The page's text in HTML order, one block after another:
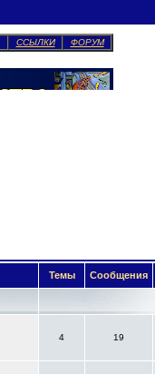
ССЫЛКИ ФОРУМ
Темы Сообщения
4 19